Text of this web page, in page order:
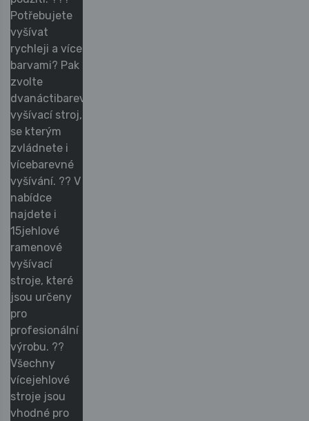
Potřebujete
vyšívat
rychleji a více
barvami? Pak
zvolte
dvanáctibarevný
vyšívací stroj,
se kterým
zvládnete i
vícebarevné
vyšívání. ?? V
nabídce
najdete i
15jehlové
ramenové
vyšívací
stroje, které
jsou určeny
pro
profesionální
výrobu. ??
Všechny
vícejehlové
stroje jsou
vhodné pro